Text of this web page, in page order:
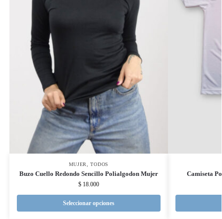
MUJER ,TODOS
Buzo Cuello Redondo Sencillo Polialgodon Mujer
$18.000
Seleccionar opciones
Camiseta